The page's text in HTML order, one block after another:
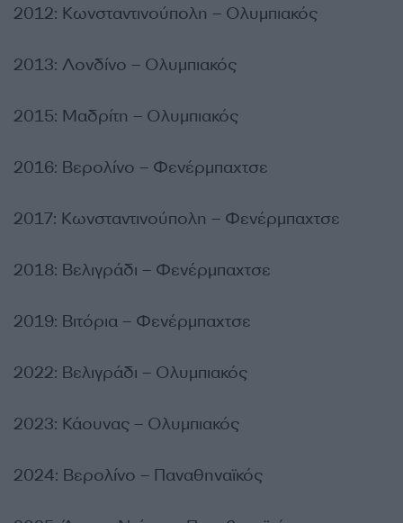
2012: Κωνσταντινούπολη – Ολυμπιακός
2013: Λονδίνο – Ολυμπιακός
2015: Μαδρίτη – Ολυμπιακός
2016: Βερολίνο – Φενέρμπαχτσε
2017: Κωνσταντινούπολη – Φενέρμπαχτσε
2018: Βελιγράδι – Φενέρμπαχτσε
2019: Βιτόρια – Φενέρμπαχτσε
2022: Βελιγράδι – Ολυμπιακός
2023: Κάουνας – Ολυμπιακός
2024: Βερολίνο – Παναθηναϊκός